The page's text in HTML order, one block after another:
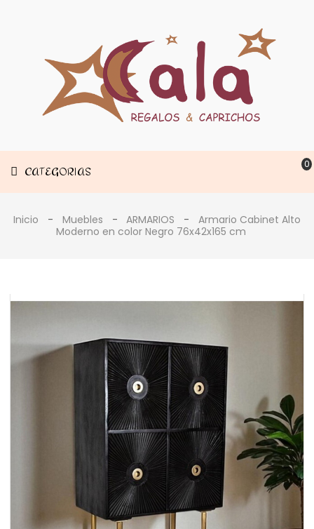
CATEGORIAS 0
Decoración
Estancias
Inicio Muebles ARMARIOS
Armario Cabinet Alto
Moderno en color Negro 76x42x165 cm